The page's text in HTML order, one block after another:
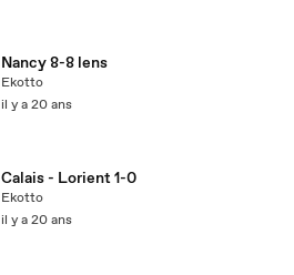
Nancy 8-8 lens
Ekotto
il y a 20 ans
Calais - Lorient 1-0
Ekotto
il y a 20 ans